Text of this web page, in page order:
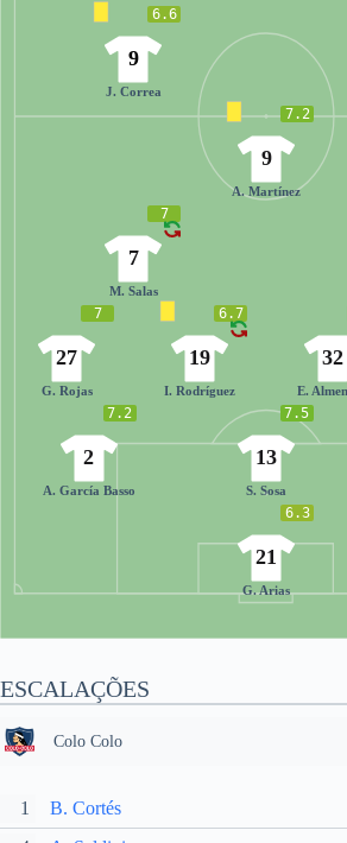
6.6
9
J. Correa
6.3
21
G. Arias
7.2
2
A. García Basso
7.5
13
S. Sosa
7
27
G. Rojas
6.7
19
I. Rodríguez
32
E.
7
7
M. Salas
7.2
9
A. Martínez
ESCALAÇÕES
Colo Colo
1 B. Cortés